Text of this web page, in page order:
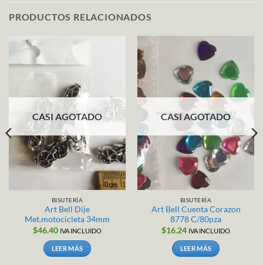
PRODUCTOS RELACIONADOS
CASI AGOTADO
BISUTERÍA
Art Bell Dije
Met.motocicleta 34mm
$46.40 IVA INCLUIDO
LEER MÁS
CASI AGOTADO
BISUTERÍA
Art Bell Cuenta Corazon
8778 C/80pza
$16.24 IVA INCLUIDO
LEER MÁS